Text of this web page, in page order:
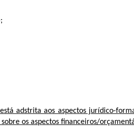
adstrita aos aspectos jurídico-
os aspectos financeiros/